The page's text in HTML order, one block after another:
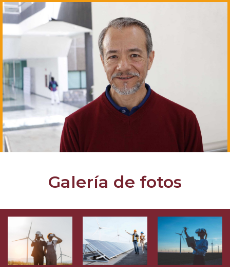
Galería de fotos